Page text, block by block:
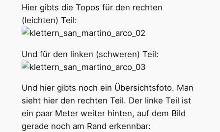
Hier gibts die Topos für den rechten
(leichten) Teil:
Und für den linken (schweren) Teil:
Und hier gibts noch ein Übersichtsfoto. Man
sieht hier den rechten Teil. Der linke Teil ist
ein paar Meter weiter hinten, auf dem Bild
gerade noch am Rand erkennbar: